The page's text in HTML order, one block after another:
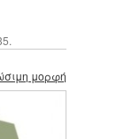
μορφή